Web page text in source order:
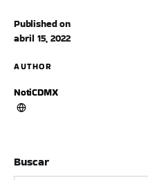
Published on
abril 15, 2022
AUTHOR
NotiCDMX
Buscar